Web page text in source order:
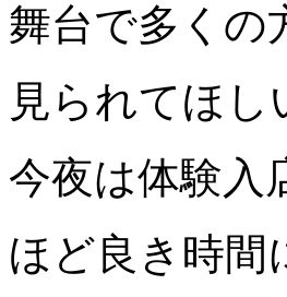
舞台で多くの
見られてほし
今夜は体験入
ほど良き時間